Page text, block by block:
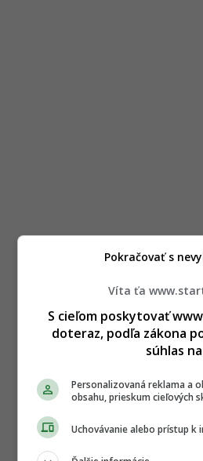
Víta ťa
S cieľom poskytovať
doteraz, podľa zákona
súhlas
Personalizovaná reklama a
obsahu, prieskum cieľových
Uchovávanie alebo prístup
Pokračovať s